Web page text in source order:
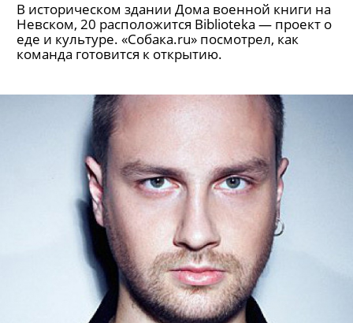
В историческом здании Дома военной книги на
Невском, 20 расположится Biblioteka — проект о
еде и культуре. «Собака.ru» посмотрел, как
команда готовится к открытию.